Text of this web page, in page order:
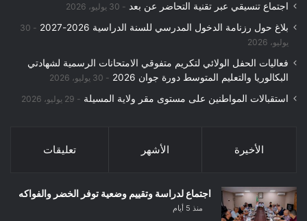
اجتماع تنسيقي عبر تقنية التحاضر عن بعد 30 يوليو، 2026
بلاغ حول رزنامة الدخول المدرسي للسنة الدراسية 2026-2027
30
يوليو، 2026
فعاليات الحفل الولائي لتكريم متفوقي الامتحانات الرسمية لشهادتي
البكالوريا والتعليم المتوسط دورة جوان 2026
30 يوليو، 2026
استقبالات المواطنين على مستوى مقر ولاية المسيلة 29 يوليو، 2026
الأخيرة الأشهر تعليقات
اجتماع لدراسة وتقييم وضعية توفر الخضر والفواكه
منذ 5 أيام